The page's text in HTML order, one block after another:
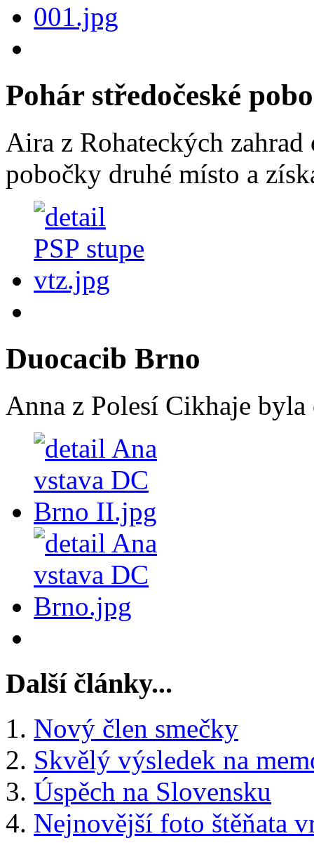
Pohár středočeské
Aira z Rohateckých zahrad
pobočky druhé místo a
Duocacib Brno
Anna z Polesí Cikhaje
Další články...
Nový člen smečky
Skvělý výsledek na
Úspěch na Slovensku
Nejnovější foto štěňata